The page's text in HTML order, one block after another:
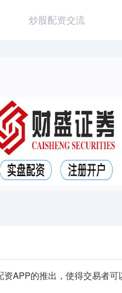
炒股配资交流
APP的推出，使得交易者可